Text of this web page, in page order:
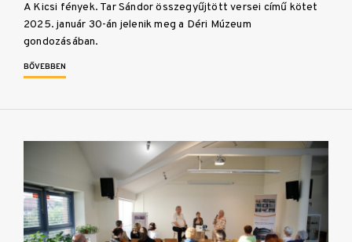
A Kicsi fények. Tar Sándor összegyűjtött versei című kötet
2025. január 30-án jelenik meg a Déri Múzeum
gondozásában.
BŐVEBBEN